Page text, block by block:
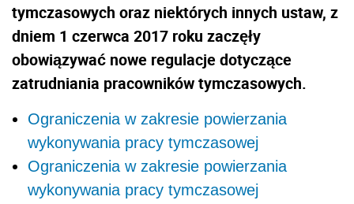
tymczasowych oraz niektórych innych ustaw, z
dniem 1 czerwca 2017 roku zaczęły
obowiązywać nowe regulacje dotyczące
zatrudniania pracowników tymczasowych.
Ograniczenia w zakresie powierzania
wykonywania pracy tymczasowej
Ograniczenia w zakresie powierzania
wykonywania pracy tymczasowej